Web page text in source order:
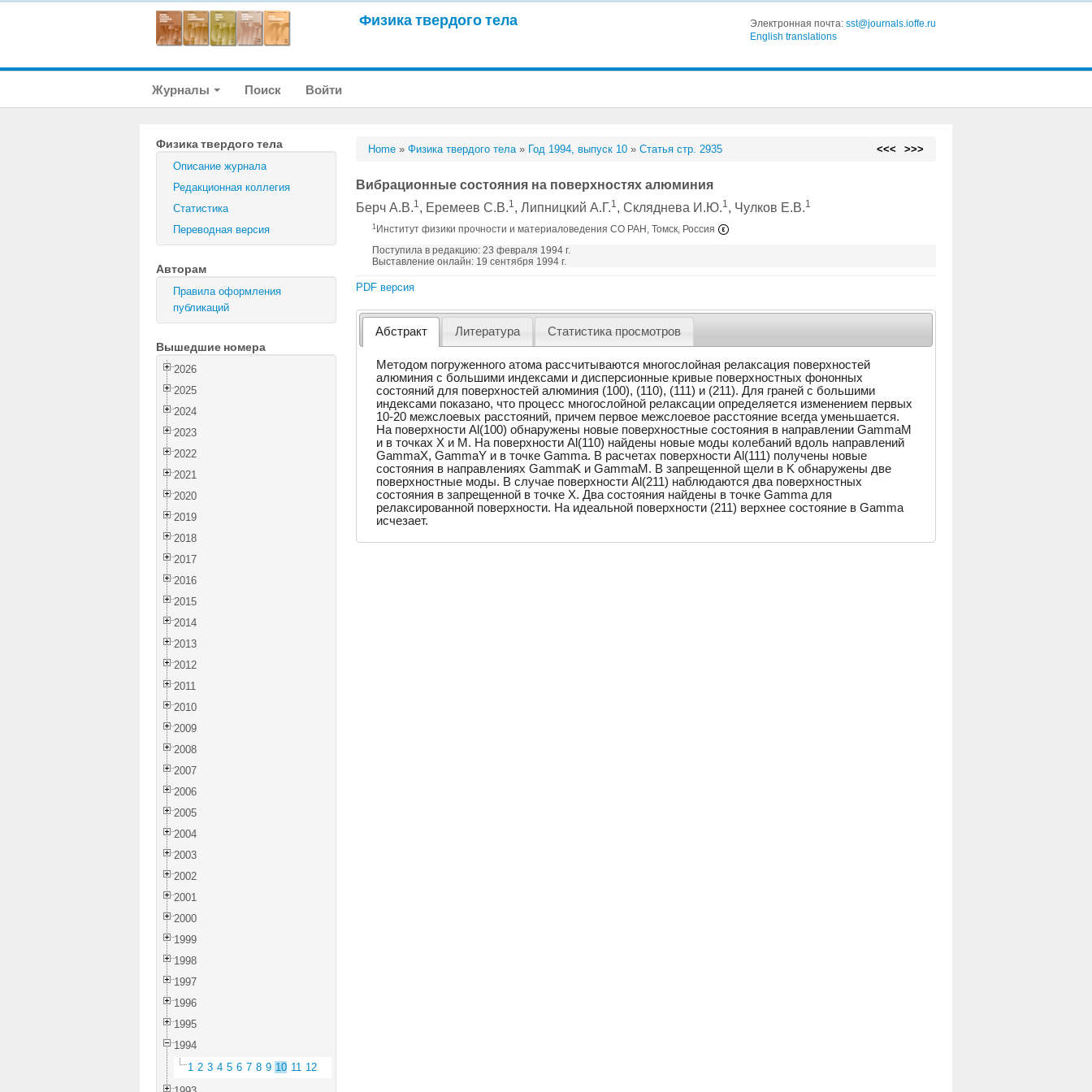
Физика твердого тела Электронная почта: sst@journals.ioffe.ru
English translations
Журналы Поиск Войти
Физика твердого тела
Описание журнала
Редакционная коллегия
Статистика
Переводная версия
Авторам
Правила оформления
публикаций
Вышедшие номера
2026
2025
2024
2023
2022
2021
2020
2019
2018
2017
2016
2015
2014
2013
2012
2011
2010
2009
2008
2007
2006
2005
2004
2003
2002
2001
2000
1999
1998
1997
1996
1995
1994
1 2 3 4 5 6 7 8 9 10 11 12
Home »Физика твердого тела» Год 1994, выпуск 10 »Статья стр. 2935 <<< >>>
Вибрационные состояния на поверхностях алюминия
Берч А.В.1, Еремеев С.В.1, Липницкий А.Г.1, Скляднева И.Ю.1, Чулков Е.В.1
1 Институт физики прочности и материаловедения СО РАН, Томск, Россия
Поступила в редакцию: 23 февраля 1994 г.
Выставление онлайн: 19 сентября 1994 г.
PDF версия
Абстракт Литература Статистика просмотров
Методом погруженного атома рассчитываются многослойная релаксация поверхностей
алюминия с большими индексами и дисперсионные кривые поверхностных фононных
состояний для поверхностей алюминия (100), (110), (111) и (211). Для граней с большими
индексами показано, что процесс многослойной релаксации определяется изменением первых
10-20 межслоевых расстояний, причем первое межслоевое расстояние всегда уменьшается.
На поверхности Al(100) обнаружены новые поверхностные состояния в направлении GammaM
и в точках X и M. На поверхности Al(110) найдены новые моды колебаний вдоль направлений
GammaX, GammaY и в точке Gamma. В расчетах поверхности Al(111) получены новые
состояния в направлениях GammaK и GammaM. В запрещенной щели в K обнаружены две
поверхностные моды. В случае поверхности Al(211) наблюдаются два поверхностных
состояния в запрещенной в точке X. Два состояния найдены в точке Gamma для
релаксированной поверхности. На идеальной поверхности (211) верхнее состояние в Gamma
исчезает.